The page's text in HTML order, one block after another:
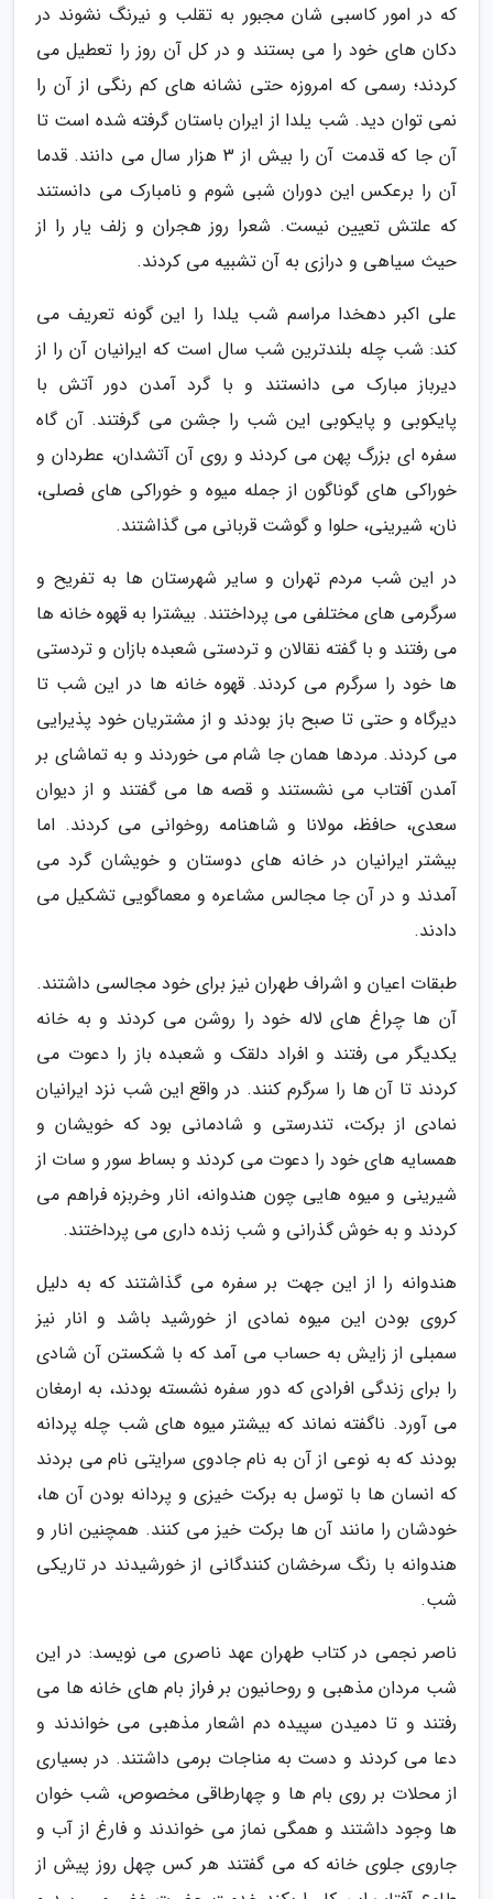
که در امور کاسبی شان مجبور به تقلب و نیرنگ نشوند در
دکان های خود را می بستند و در کل آن روز را تعطیل می
کردند؛ رسمی که امروزه حتی نشانه های کم رنگی از آن را
نمی توان دید. شب یلدا از ایران باستان گرفته شده است تا
آن جا که قدمت آن را بیش از 3 هزار سال می دانند. قدما
آن را برعکس این دوران شبی شوم و نامبارک می دانستند
که علتش تعیین نیست. شعرا روز هجران و زلف یار را از
حیث سیاهی و درازی به آن تشبیه می کردند.
علی اکبر دهخدا مراسم شب یلدا را این گونه تعریف می
کند: شب چله بلندترین شب سال است که ایرانیان آن را از
دیرباز مبارک می دانستند و با گرد آمدن دور آتش با
پایکوبی و پایکوبی این شب را جشن می گرفتند. آن گاه
سفره ای بزرگ پهن می کردند و روی آن آتشدان، عطردان و
خوراکی های گوناگون از جمله میوه و خوراکی های فصلی،
نان، شیرینی، حلوا و گوشت قربانی می گذاشتند.
در این شب مردم تهران و سایر شهرستان ها به تفریح و
سرگرمی های مختلفی می پرداختند. بیشترا به قهوه خانه ها
می رفتند و با گفته نقالان و تردستی شعبده بازان و تردستی
ها خود را سرگرم می کردند. قهوه خانه ها در این شب تا
دیرگاه و حتی تا صبح باز بودند و از مشتریان خود پذیرایی
می کردند. مردها همان جا شام می خوردند و به تماشای بر
آمدن آفتاب می نشستند و قصه ها می گفتند و از دیوان
سعدی، حافظ، مولانا و شاهنامه روخوانی می کردند. اما
بیشتر ایرانیان در خانه های دوستان و خویشان گرد می
آمدند و در آن جا مجالس مشاعره و معماگویی تشکیل می
دادند.
طبقات اعیان و اشراف طهران نیز برای خود مجالسی داشتند.
آن ها چراغ های لاله خود را روشن می کردند و به خانه
یکدیگر می رفتند و افراد دلقک و شعبده باز را دعوت می
کردند تا آن ها را سرگرم کنند. در واقع این شب نزد ایرانیان
نمادی از برکت، تندرستی و شادمانی بود که خویشان و
همسایه های خود را دعوت می کردند و بساط سور و سات از
شیرینی و میوه هایی چون هندوانه، انار وخربزه فراهم می
کردند و به خوش گذرانی و شب زنده داری می پرداختند.
هندوانه را از این جهت بر سفره می گذاشتند که به دلیل
کروی بودن این میوه نمادی از خورشید باشد و انار نیز
سمبلی از زایش به حساب می آمد که با شکستن آن شادی
را برای زندگی افرادی که دور سفره نشسته بودند، به ارمغان
می آورد. ناگفته نماند که بیشتر میوه های شب چله پردانه
بودند که به نوعی از آن به نام جادوی سرایتی نام می بردند
که انسان ها با توسل به برکت خیزی و پردانه بودن آن ها،
خودشان را مانند آن ها برکت خیز می کنند. همچنین انار و
هندوانه با رنگ سرخشان کنندگانی از خورشیدند در تاریکی
شب.
ناصر نجمی در کتاب طهران عهد ناصری می نویسد: در این
شب مردان مذهبی و روحانیون بر فراز بام های خانه ها می
رفتند و تا دمیدن سپیده دم اشعار مذهبی می خواندند و
دعا می کردند و دست به مناجات برمی داشتند. در بسیاری
از محلات بر روی بام ها و چهارطاقی مخصوص، شب خوان
ها وجود داشتند و همگی نماز می خواندند و فارغ از آب و
جاروی جلوی خانه که می گفتند هر کس چهل روز پیش از